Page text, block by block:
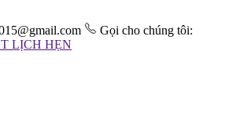
Gọi cho chúng tôi:
LỊCH HẸN